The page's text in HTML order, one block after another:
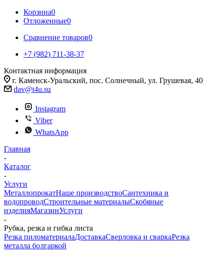
Корзина0
Отложенные0
Сравнение товаров0
+7 (982) 711-38-37
Контактная информация
г. Каменск-Уральский, пос. Солнечный, ул. Грушевая, 40
dav@t4u.su
Instagram
Viber
WhatsApp
Главная
-
Каталог
-
Услуги
МеталлопрокатНаше производствоСантехника и
водопроводСтроительные материалыСкобяные
изделияМагазинУслуги
-
Рубка, резка и гибка листа
Резка пиломатериалаДоставкаСверловка и сваркаРезка
металла болгаркой